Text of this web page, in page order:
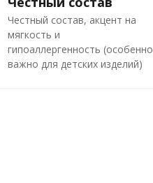
Честный состав, акцент на
мягкость и
гипоаллергенность (особенно
важно для детских изделий)